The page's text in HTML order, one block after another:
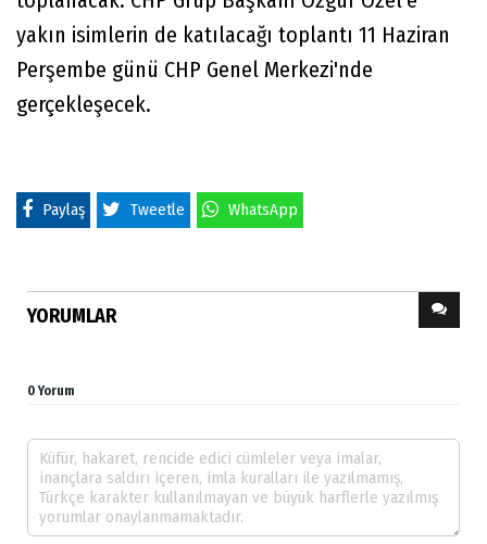
yakın isimlerin de katılacağı toplantı 11 Haziran
Perşembe günü CHP Genel Merkezi'nde
gerçekleşecek.
Paylaş Tweetle WhatsApp
YORUMLAR
0 Yorum